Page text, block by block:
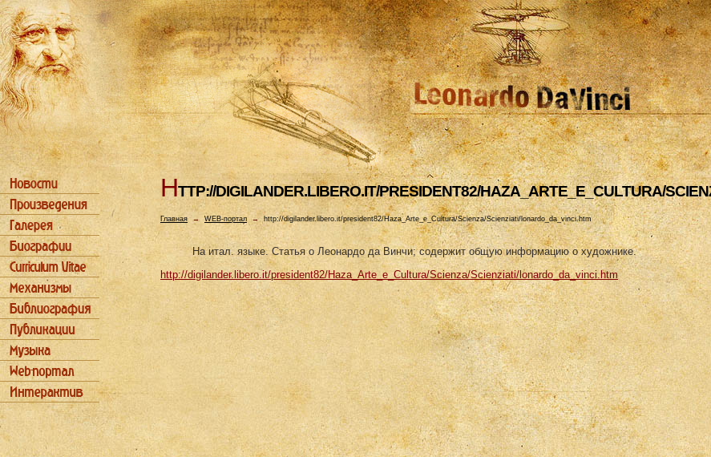
HTTP://DIGILANDER.LIBERO.IT/PRESIDENT82/HAZA_ARTE_E_CULTURA/
Главная→ WEB-портал → http://digilander.libero.it/president82/Haza_Arte_e_Cultura/Scienza/Scienziati/lonardo_da_vinci.htm
На итал. языке. Статья о Леонардо да Винчи; содержит общую информацию о художнике.
http://digilander.libero.it/president82/Haza_Arte_e_Cultura/Scienza/Scienziati/lonardo_da_vinci.htm